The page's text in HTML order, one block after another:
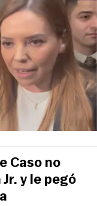
Caso no
y le pegó